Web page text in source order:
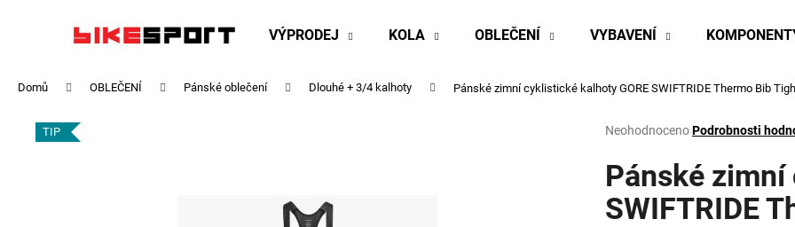
VÝPRODEJ KOLA OBLEČENÍ VYBAVENÍ
Domů OBLEČENÍ Pánské oblečení Dlouhé + 3/4 kalhoty Pánské zimní cyklistické kalhoty GORE SWIFTRIDE Thermo Bib
Průměrné
produktu
je
0,0
z
NeohodnocenoPodrobnosti
Pánské zimní
SWIFTRIDE
TIP
Zpět
Zpět
Co potřebujete najít?
HLEDAT